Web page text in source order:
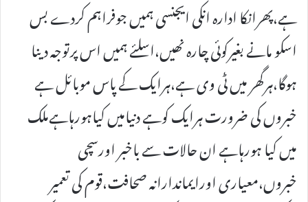
ہے،پھرانکا ادارہ انکی ایجنسی ہمیں جوفراہم کردے بس
اسکو مانے بغیرکوئی چارہ نھیں،اسلئے ہمیں اس پرتوجہ دینا
ہوگا،ہرگھر میں ٹی وی ہے،ہرایک کے پاس موبائل ہے
خبروں کی ضرورت ہرایک کوہے دنیامیں کیاہورہاہےملک
میں کیا ہورہاہے ان حالات سے باخبر اورسچی
خبروں،معیاری اورایماندارانہ صحافت،قوم کی تعمیر